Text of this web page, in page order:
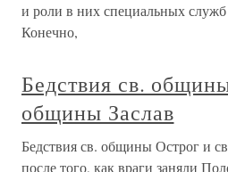
и роли в них специальных служб
Конечно,
Бедствия св.
общины Заслав
Бедствия св. общины Острог и
после того, как враги заняли